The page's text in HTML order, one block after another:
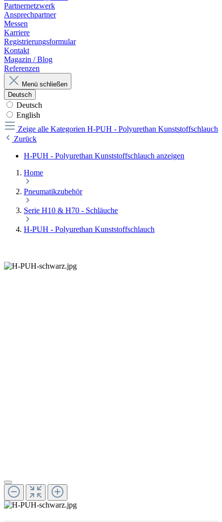
Partnernetzwerk
Ansprechpartner
Messen
Karriere
Registrierungsformular
Kontakt
Magazin / Blog
Referenzen
Menü schließen
Deutsch
Deutsch
English
Zeige alle Kategorien H-PUH - Polyurethan Kunststoffschlauch
Zurück
H-PUH - Polyurethan Kunststoffschlauch anzeigen
Home
Pneumatikzubehör
Serie H10 & H70 - Schläuche
H-PUH - Polyurethan Kunststoffschlauch